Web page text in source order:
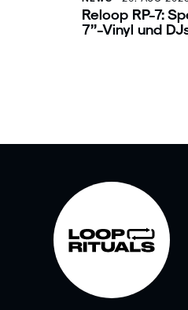
Reloop RP-7:
7’’-Vinyl und